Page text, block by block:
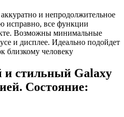
и непродолжительное
исправно, все функции
Возможны минимальные
и дисплее. Идеально подойдет
близкому человеку
стильный Galaxy
Состояние: